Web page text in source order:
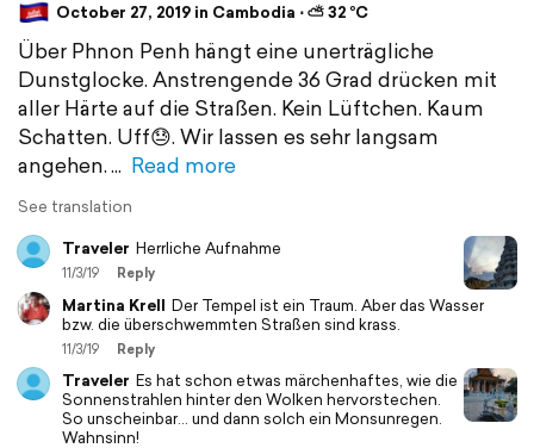
October 27, 2019 in Cambodia ⋅ ⛅ 32 °C
Über Phnon Penh hängt eine unerträgliche
Dunstglocke. Anstrengende 36 Grad drücken mit
aller Härte auf die Straßen. Kein Lüftchen. Kaum
Schatten. Uff😓. Wir lassen es sehr langsam
angehen.
Read more
See translation
Traveler Herrliche Aufnahme
11/3/19 Reply
Martina Krell Der Tempel ist ein Traum. Aber das Wasser
bzw. die überschwemmten Straßen sind krass.
11/3/19 Reply
Traveler Es hat schon etwas märchenhaftes, wie die
Sonnenstrahlen hinter den Wolken hervorstechen.
So unscheinbar... und dann solch ein Monsunregen.
Wahnsinn!